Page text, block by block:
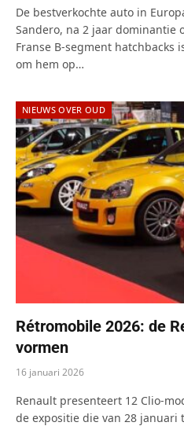
De bestverkochte auto in
Sandero, na 2 jaar dominantie
Franse B-segment hatchbacks
om hem op…
NIEUWS OVER OUD
Rétromobile 2026: de
vormen
16 januari 2026
Renault presenteert 12 Clio-
de expositie die van 28